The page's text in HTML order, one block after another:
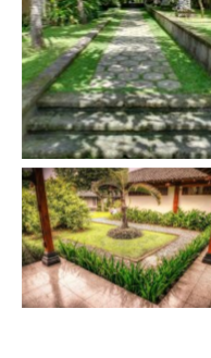
Caption 1
Caption 3